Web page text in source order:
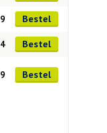
Bestel
Bestel
Bestel